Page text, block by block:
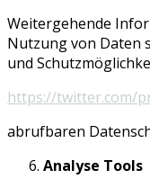
Weitergehende
Nutzung von Daten
und
https://twitter.com/
abrufbaren
Analyse Tools